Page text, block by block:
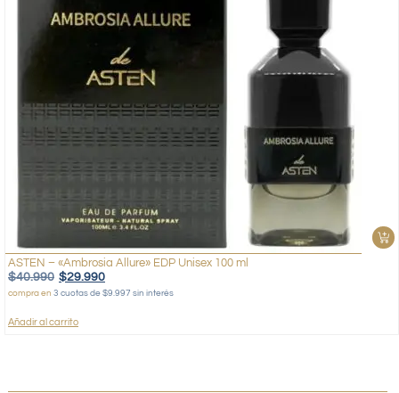
ASTEN – «Ambrosia Allure» EDP Unisex 100 ml
$40.990 $29.990
compra en 3 cuotas de $9.997 sin interés
Añadir al carrito